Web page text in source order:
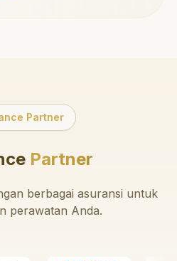
Partner
Partner
berbagai asuransi untuk
perawatan Anda.